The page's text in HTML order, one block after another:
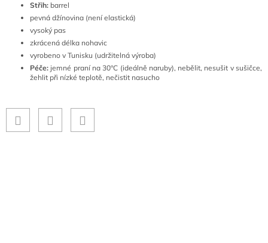
Střih: barrel
pevná džínovina (není elastická)
vysoký pas
zkrácená délka nohavic
vyrobeno v Tunisku (udržitelná výroba)
Péče: jemné praní na 30°C (ideálně naruby), nebělit, nesušit v sušičce,
žehlit při nízké teplotě, nečistit nasucho